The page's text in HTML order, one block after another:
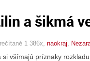
a šikmá
1 386x, naokraj
všímajú príznaky